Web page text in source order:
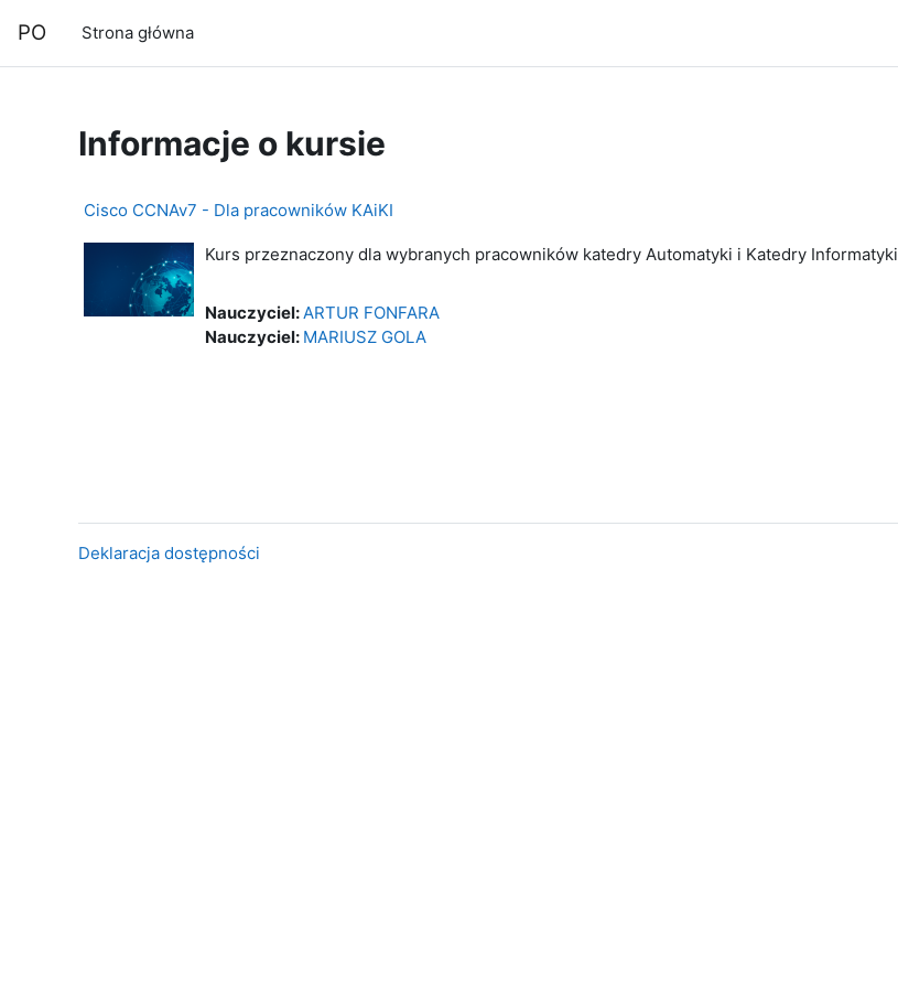
PO Strona główna
Informacje o kursie
Cisco CCNAv7 - Dla pracowników KAiKI
Kurs przeznaczony dla wybranych pracowników katedry Automatyki i Katedry Informatyki
Nauczyciel:ARTUR FONFARA
Nauczyciel: MARIUSZ GOLA
Deklaracja dostępności